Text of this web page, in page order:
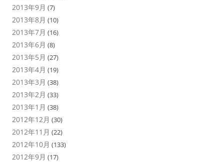
2013年9月 (7)
2013年8月 (10)
2013年7月 (16)
2013年6月 (8)
2013年5月 (27)
2013年4月 (19)
2013年3月 (38)
2013年2月 (33)
2013年1月 (38)
2012年12月 (30)
2012年11月 (22)
2012年10月 (133)
2012年9月 (17)